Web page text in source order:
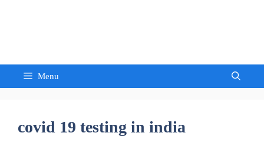
Menu
covid 19 testing in india